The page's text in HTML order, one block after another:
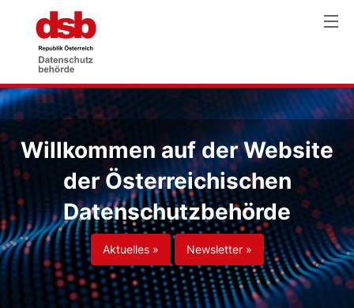
Willkommen auf der Website
der Österreichischen
Datenschutzbehörde
Aktuelles » Newsletter »